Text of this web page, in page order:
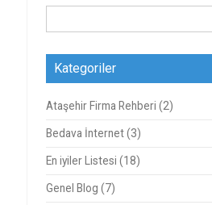
Kategoriler
Ataşehir Firma Rehberi (2)
Bedava İnternet(3)
En iyiler Listesi (18)
Genel Blog (7)